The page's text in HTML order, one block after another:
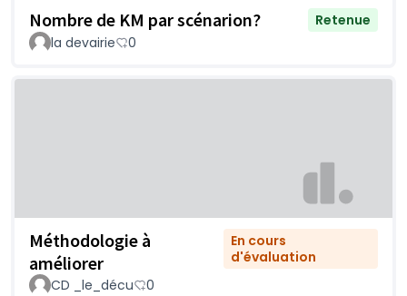
Nombre de KM par scénarion?
Retenue
la devairie
0
Méthodologie à
améliorer
En cours
d'évaluation
CD _le_décu
0